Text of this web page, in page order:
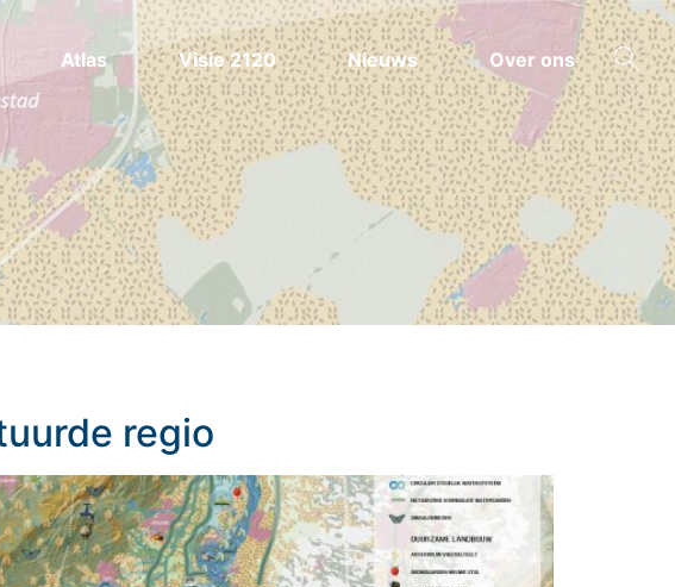
Atlas Visie 2120 Nieuws Over ons
ZOEKEN
regio